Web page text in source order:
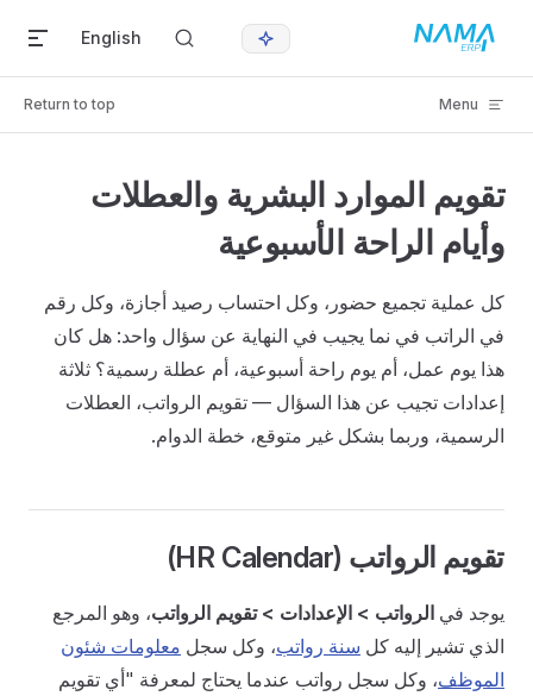
Skip to content
English
Menu
Return to top
تقويم الموارد البشرية والعطلات
وأيام الراحة الأسبوعية
كل عملية تجميع حضور، وكل احتساب رصيد أجازة، وكل رقم
في الراتب في نما يجيب في النهاية عن سؤال واحد: هل كان
هذا يوم عمل، أم يوم راحة أسبوعية، أم عطلة رسمية؟ ثلاثة
إعدادات تجيب عن هذا السؤال — تقويم الرواتب، العطلات
الرسمية، وربما بشكل غير متوقع، خطة الدوام.
تقويم الرواتب (HR Calendar)
يوجد في الرواتب > الإعدادات > تقويم الرواتب، وهو المرجع
الذي تشير إليه كل سنة رواتب، وكل سجل معلومات شئون
الموظف، وكل سجل رواتب عندما يحتاج لمعرفة "أي تقويم